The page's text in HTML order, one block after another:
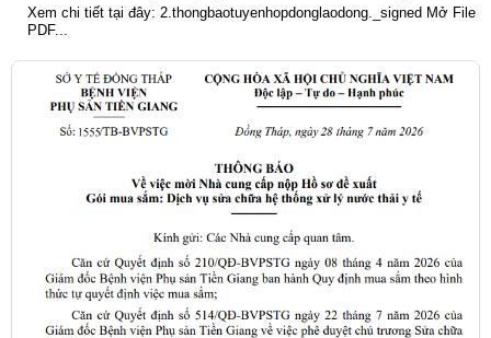
Xem chi tiết tại đây: 2.thongbaotuyenhopdonglaodong._signed Mở File
PDF...